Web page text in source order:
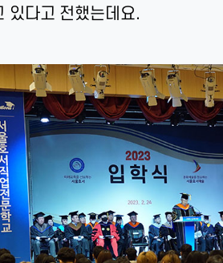
있다고 전했는데요.